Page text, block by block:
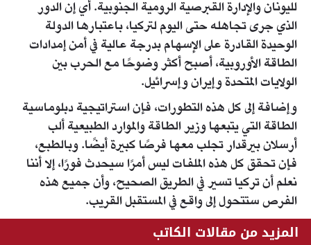
لليونان والإدارة القبرصية الرومية الجنوبية. أي إن الدور
الذي جرى تجاهله حتى اليوم لتركيا، باعتبارها الدولة
الوحيدة القادرة على الإسهام بدرجة عالية في أمن إمدادات
الطاقة الأوروبية، أصبح أكثر وضوحًا مع الحرب بين
الولايات المتحدة وإيران وإسرائيل.
وإضافة إلى كل هذه التطورات، فإن استراتيجية دبلوماسية
الطاقة التي يتبعها وزير الطاقة والموارد الطبيعية ألب
أرسلان بيرقدار تجلب معها فرصًا كبيرة أيضًا. وبالطبع،
فإن تحقق كل هذه الملفات ليس أمرًا سيحدث فورًا، إلا أننا
نعلم أن تركيا تسير في الطريق الصحيح، وأن جميع هذه
الفرص ستتحول إلى واقع في المستقبل القريب.
المزيد من مقالات الكاتب